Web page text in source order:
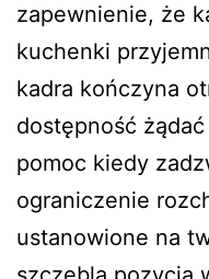
zapewnienie, że
kuchenki
kadra kończyna
dostępność
pomoc kiedy
ograniczenie
ustanowione na